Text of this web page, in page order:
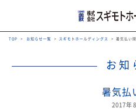
TOP お知らせ一覧 スギモトホールディングス 暑気払い
お知
暑気払
2017年